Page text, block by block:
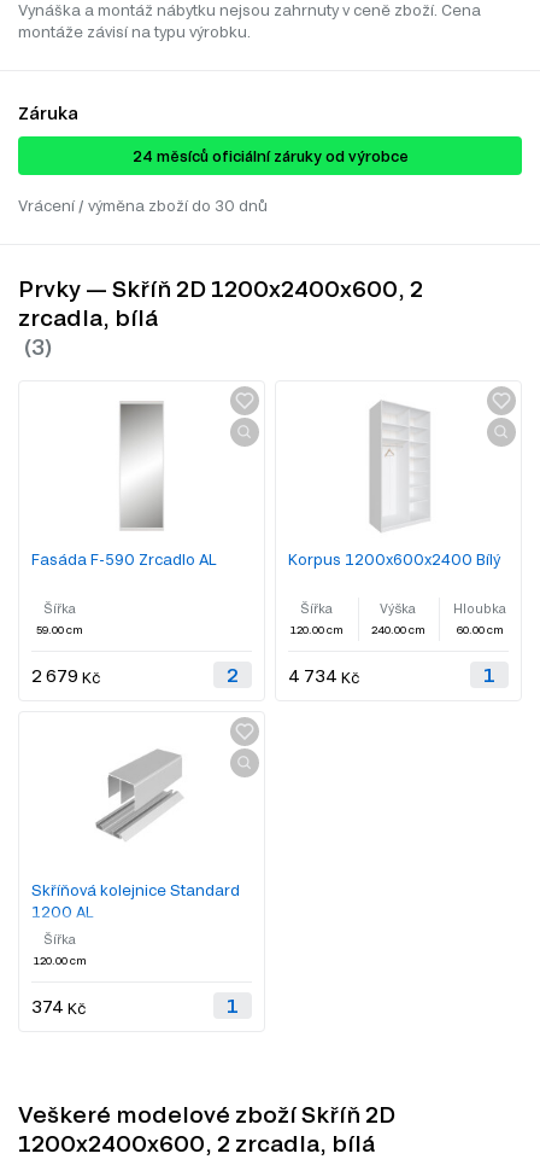
Vynáška a montáž nábytku nejsou zahrnuty v ceně zboží. Cena
montáže závisí na typu výrobku.
Záruka
24 ​​​​měsíců oficiální záruky od výrobce
Vrácení / výměna zboží do 30 dnů
Prvky — Skříň 2D 1200x2400x600, 2
zrcadla, bílá
Fasáda F-590 Zrcadlo AL
Šířka
59.00 cm
2 679 Kč
Korpus 1200x600x2400 Bílý
Šířka
120.00 cm
Výška
240.00 cm
Hloubka
60.00 cm
4 734 Kč
Skříňová kolejnice Standard
1200 AL
Šířka
120.00 cm
374 Kč
Veškeré modelové zboží Skříň 2D
1200x2400x600, 2 zrcadla, bílá